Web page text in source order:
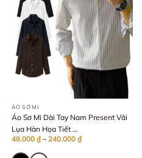
Add to wishlist
ÁO SƠ MI
Áo Sơ Mi Dài Tay Nam Present Vải
Lụa Hàn Họa Tiết ...
48.000 ₫ – 240.000 ₫Khoảng
giá: